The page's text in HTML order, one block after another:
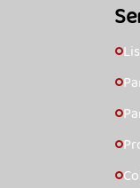
🞇
🞇
🞇
🞇
🞇